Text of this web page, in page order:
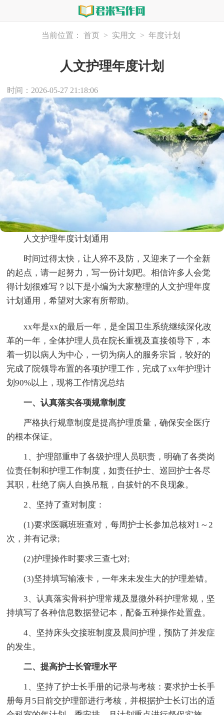
当前位置： 首页 > 实用文 > 年度计划
人文护理年度计划
时间：2026-05-27 21:18:06
人文护理年度计划通用
时间过得太快，让人猝不及防，又迎来了一个全新
的起点，请一起努力，写一份计划吧。相信许多人会觉
得计划很难写？以下是小编为大家整理的人文护理年度
计划通用，希望对大家有所帮助。
xx年是xx的最后一年，是全国卫生系统继续深化改
革的一年，全体护理人员在院长重视及直接领导下，本
着一切以病人为中心，一切为病人的服务宗旨，较好的
完成了院领导布置的各项护理工作，完成了xx年护理计
划90%以上，现将工作情况总结
一、认真落实各项规章制度
严格执行规章制度是提高护理质量，确保安全医疗
的根本保证。
1、护理部重申了各级护理人员职责，明确了各类岗
位责任制和护理工作制度，如责任护士、巡回护士各尽
其职，杜绝了病人自换吊瓶，自拔针的不良现象。
2、坚持了查对制度：
(1)要求医嘱班班查对，每周护士长参加总核对1～2
次，并有记录;
(2)护理操作时要求三查七对;
(3)坚持填写输液卡，一年来未发生大的护理差错。
3、认真落实骨科护理常规及显微外科护理常规，坚
持填写了各种信息数据登记本，配备五种操作处置盘。
4、坚持床头交接班制度及晨间护理，预防了并发症
的发生。
二、提高护士长管理水平
1、坚持了护士长手册的记录与考核：要求护士长手
册每月5日前交护理部进行考核，并根据护士长订出的适